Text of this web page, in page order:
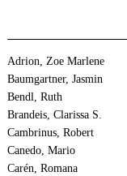
Adrion, Zoe Marlene
Baumgartner, Jasmin
Bendl, Ruth
Brandeis, Clarissa S.
Cambrinus, Robert
Canedo, Mario
Carén, Romana